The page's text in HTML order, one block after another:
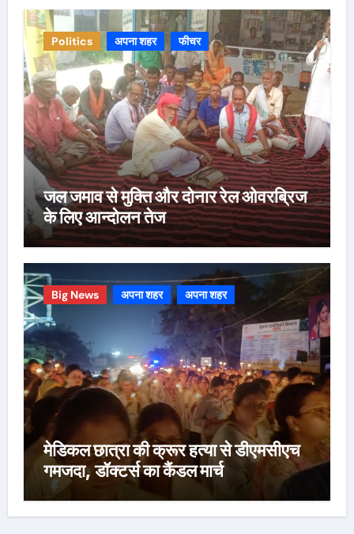
Politics अपना शहर फीचर
जल जमाव से मुक्ति और दोनार रेल ओवरब्रिज
के लिए आन्दोलन तेज
Big News अपना शहर अपना शहर
मेडिकल छात्रा की क्रूर हत्या से डीएमसीएच
गमजदा, डॉक्टर्स का कैंडल मार्च